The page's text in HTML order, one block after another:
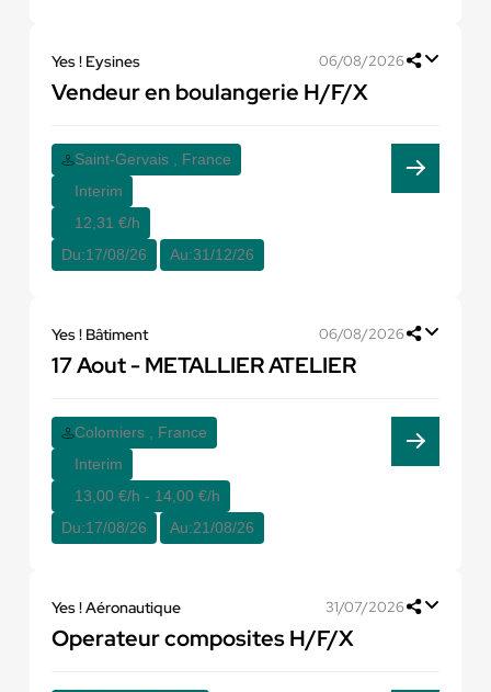
Yes ! Eysines 06/08/2026
Vendeur en boulangerie H/F/X
Saint-Gervais , France
Interim
12,31 €/h
Du:17/08/26 Au:31/12/26
Yes ! Bâtiment 06/08/2026
17 Aout - METALLIER ATELIER
Colomiers , France
Interim
13,00 €/h - 14,00 €/h
Du:17/08/26 Au:21/08/26
Yes ! Aéronautique 31/07/2026
Operateur composites H/F/X